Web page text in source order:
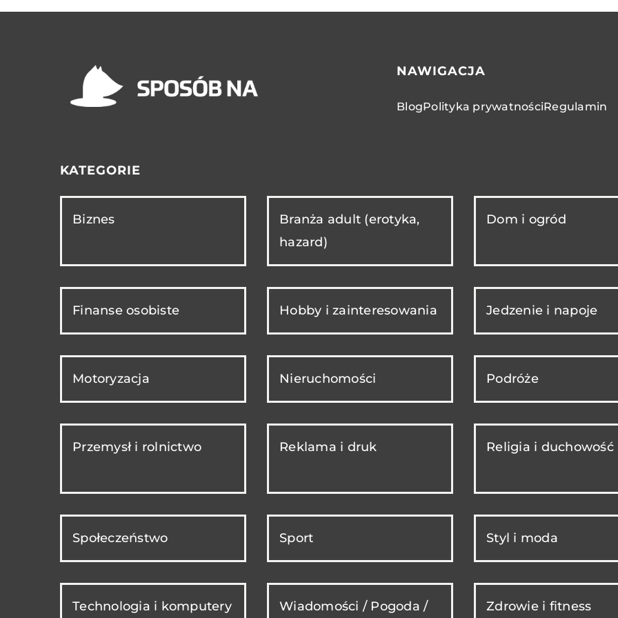
NAWIGACJA
BlogPolityka prywatnościRegulamin
KATEGORIE
Biznes
Branża adult (erotyka,
hazard)
Dom i ogród
Finanse osobiste Hobby i zainteresowania Jedzenie i napoje
Motoryzacja Nieruchomości Podróże
Przemysł i rolnictwo Reklama i druk Religia i duchowość
Społeczeństwo Sport Styl i moda
Technologia i komputery Wiadomości / Pogoda / Zdrowie i fitness